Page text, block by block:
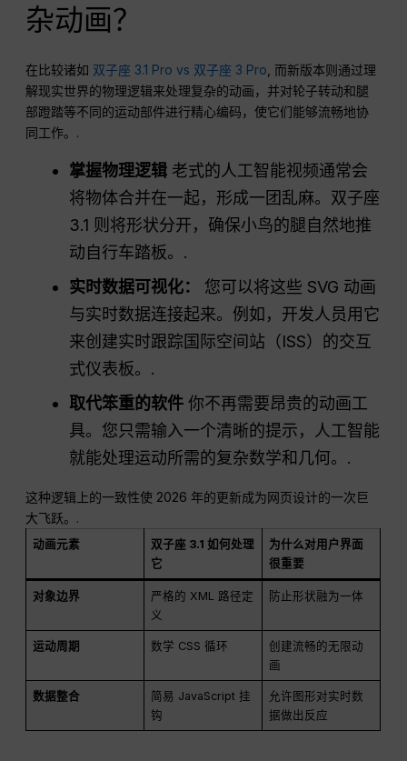
杂动画？
在比较诸如 双子座 3.1 Pro vs 双子座 3 Pro , 而新版本则通过理
解现实世界的物理逻辑来处理复杂的动画，并对轮子转动和腿
部蹬踏等不同的运动部件进行精心编码，使它们能够流畅地协
同工作。.
掌握物理逻辑 老式的人工智能视频通常会
将物体合并在一起，形成一团乱麻。双子座
3.1 则将形状分开，确保小鸟的腿自然地推
动自行车踏板。.
实时数据可视化：
您可以将这些 SVG 动画
与实时数据连接起来。例如，开发人员用它
来创建实时跟踪国际空间站（ISS）的交互
式仪表板。.
取代笨重的软件 你不再需要昂贵的动画工
具。您只需输入一个清晰的提示，人工智能
就能处理运动所需的复杂数学和几何。.
这种逻辑上的一致性使 2026 年的更新成为网页设计的一次巨
大飞跃。.
动画元素
双子座 3.1 如何处理
它
为什么对用户界面
很重要
对象边界
严格的 XML 路径定
义
防止形状融为一体
运动周期 数学 CSS 循环
创建流畅的无限动
画
数据整合
简易 JavaScript 挂
钩
允许图形对实时数
据做出反应